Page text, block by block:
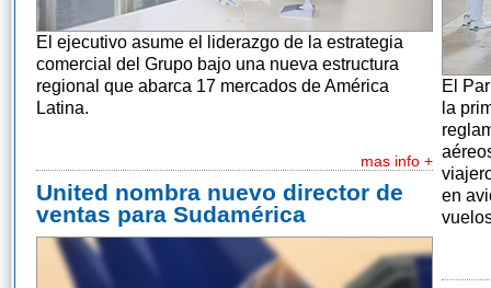
El ejecutivo asume el liderazgo de la estrategia
comercial del Grupo bajo una nueva estructura
regional que abarca 17 mercados de América
Latina.
mas info +
United nombra nuevo director de
ventas para Sudamérica
El
la
en